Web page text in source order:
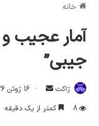
خانه
آمار عجيب
جيبي”
ژاکت
ارسال
ایمیل
16 ژوئن 2026
8
کمتر از یک دقیقه